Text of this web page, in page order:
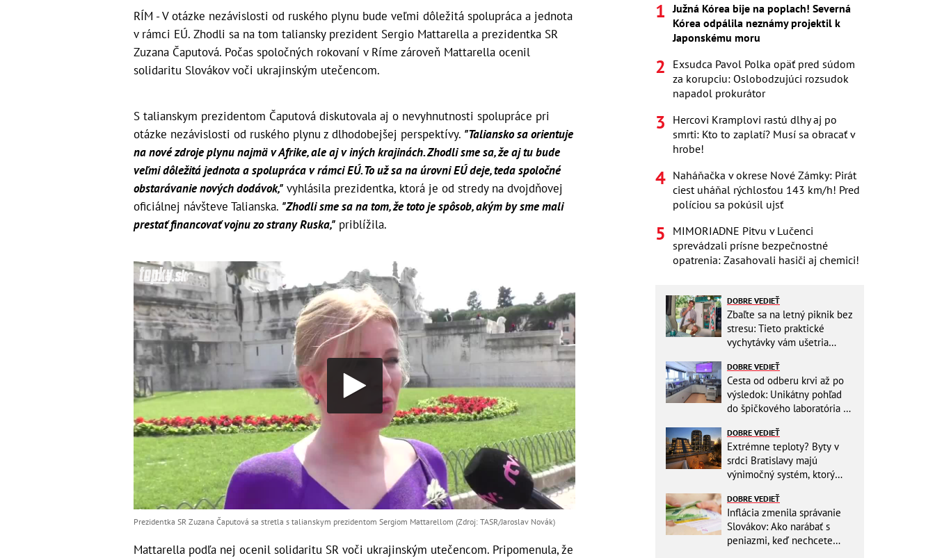
RÍM - V otázke nezávislosti od ruského plynu bude veľmi dôležitá spolupráca a jednota
v rámci EÚ. Zhodli sa na tom taliansky prezident Sergio Mattarella a prezidentka SR
Zuzana Čaputová. Počas spoločných rokovaní v Ríme zároveň Mattarella ocenil
solidaritu Slovákov voči ukrajinským utečencom.
S talianskym prezidentom Čaputová diskutovala aj o nevyhnutnosti spolupráce pri
otázke nezávislosti od ruského plynu z dlhodobejšej perspektívy. "Taliansko sa orientuje
na nové zdroje plynu najmä v Afrike, ale aj v iných krajinách. Zhodli sme sa, že aj tu bude
veľmi dôležitá jednota a spolupráca v rámci EÚ. To už sa na úrovni EÚ deje, teda spoločné
obstarávanie nových dodávok," vyhlásila prezidentka, ktorá je od stredy na dvojdňovej
oficiálnej návšteve Talianska. "Zhodli sme sa na tom, že toto je spôsob, akým by sme mali
prestať financovať vojnu zo strany Ruska," priblížila.
Prezidentka SR Zuzana Čaputová sa stretla s talianskym prezidentom Sergiom Mattarellom (Zdroj: TASR/Jaroslav Novák)
Mattarella podľa nej ocenil solidaritu SR voči ukrajinským utečencom. Pripomenula, že
Južná Kórea bije na poplach! Severná
Kórea odpálila neznámy projektil k
Japonskému moru
Exsudca Pavol Polka opäť pred súdom
za korupciu: Oslobodzujúci rozsudok
napadol prokurátor
Hercovi Kramplovi rastú dlhy aj po
smrti: Kto to zaplatí? Musí sa obracať v
hrobe!
Naháňačka v okrese Nové Zámky: Pirát
ciest uháňal rýchlosťou 143 km/h! Pred
políciou sa pokúsil ujsť
MIMORIADNE Pitvu v Lučenci
sprevádzali prísne bezpečnostné
opatrenia: Zasahovali hasiči aj chemici!
DOBRE VEDIEŤ
Zbaľte sa na letný piknik bez
stresu: Tieto praktické
vychytávky vám ušetria
DOBRE VEDIEŤ
Cesta od odberu krvi až po
výsledok: Unikátny pohľad
do špičkového laboratória na
DOBRE VEDIEŤ
Extrémne teploty? Byty v
srdci Bratislavy majú
výnimočný systém, ktorý
DOBRE VEDIEŤ
Inflácia zmenila správanie
Slovákov: Ako narábať s
peniazmi, keď nechcete